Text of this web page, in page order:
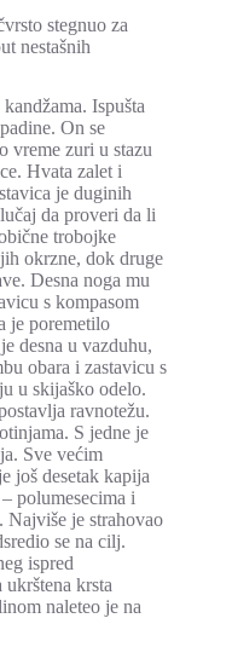
stegnuo za
nestašnih
Ispušta
On se
vreme zuri u stazu
Hvata zalet i
je duginih
da proveri da li
trobojke
okrzne, dok druge
Desna noga mu
s kompasom
je poremetilo
desna u vazduhu,
obara i zastavicu s
u skijaško odelo.
ravnotežu.
S jedne je
Sve većim
još desetak kapija
polumesecima i
Najviše je strahovao
se na cilj.
ispred
krsta
naleteo je na